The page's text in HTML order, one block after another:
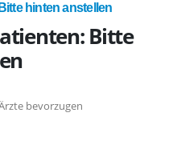
hinten anstellen
Bitte
bevorzugen